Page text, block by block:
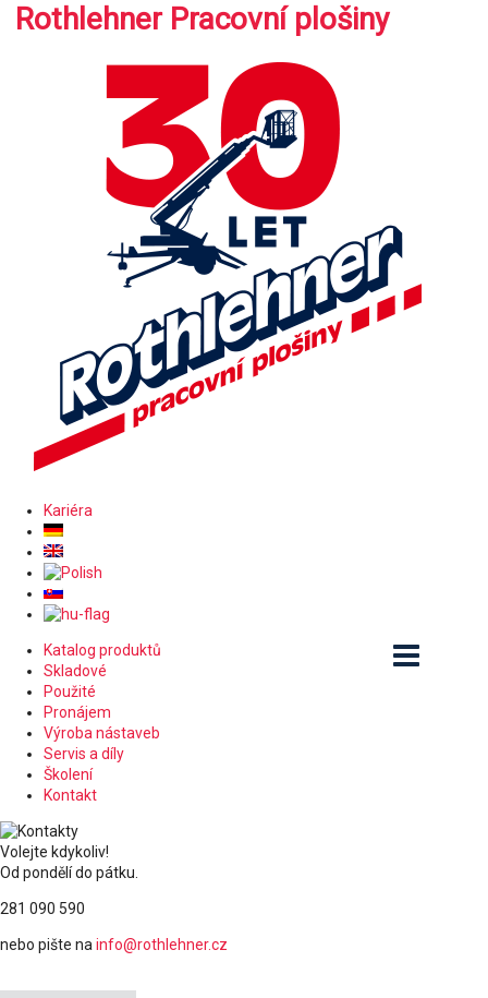
Rothlehner Pracovní plošiny
Kariéra
Katalog produktů
Skladové
Použité
Pronájem
Výroba nástaveb
Servis a díly
Školení
Kontakt
Volejte kdykoliv!
Od pondělí do pátku.
281 090 590
nebo pište na info@rothlehner.cz